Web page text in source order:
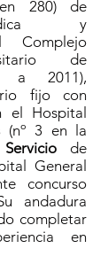
280)
de
y
Complejo
de
2011),
fijo con
el Hospital
(nº 3 en la
de
General
concurso
andadura
completar
en